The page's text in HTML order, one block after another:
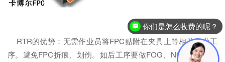
RTR的优势：无需作业员将FPC贴附在夹具上等相关作业工
序。避免FPC折痕、划伤。如后工序要做FOG、NCP等对无尘
你们是怎么收费的呢？